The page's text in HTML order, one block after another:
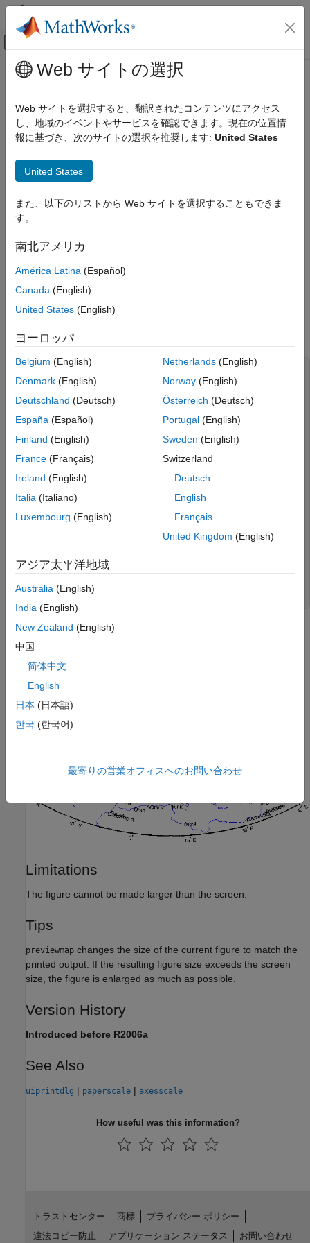
コンテンツへスキップ
オフキャンバス ナビゲーション メ
ドキュメンテーションのホーム
レーダー
Mapping Toolbox
axesm-Based Maps
previewmap
Description
Examples
Limitations
Tips
See Also
メインコンテンツ
previewmap
View figure at printed size
The appearance of a map onscreen can differ from the final
shape of the figure window and the area the figure occupies on
the printed page. A map that appears readable on screen might
relative position of multiple axes can appear different when
printed. This function resizes the figure to the printed size.
Examples
Europe?
worldmap europe
land=shaperead('landareas.shp','UseGeoCoords',true);
geoshow([land.Lat],[land.Lon])
m=gcm;
lonlim = m.maplonlimit;
BoundingBox = [lonlim(1) latlim(1);lonlim(2) latlim(2)];
cities=shaperead('worldcities.shp', ...
   'BoundingBox',BoundingBox,'UseGeoCoords',true);
   h=textm(cities(index).Lat, cities(index).Lon, ...
           cities(index).Name);
   trimcart(h)
orient landscape
tightmap
axis off
previewmap
Limitations
The figure cannot be made larger than the screen.
Tips
previewmap changes the size of the current figure to match the
printed output. If the resulting figure size exceeds the screen
size, the figure is enlarged as much as possible.
Version History
Introduced before R2006a
See Also
uiprintdlg | paperscale | axesscale
How useful was this information?
Web サイトの選択
Web サイトを選択すると、翻訳されたコンテンツにアクセス
し、地域のイベントやサービスを確認できます。現在の位置情
報に基づき、次のサイトの選択を推奨します: United States
United States
また、以下のリストから Web サイトを選択することもできま
す。
南北アメリカ
América Latina (Español)
Canada (English)
United States (English)
ヨーロッパ
Belgium (English)
Denmark (English)
Deutschland (Deutsch)
España (Español)
Finland (English)
France (Français)
Ireland (English)
Italia (Italiano)
Luxembourg (English)
Netherlands(English)
Norway(English)
Österreich (Deutsch)
Portugal(English)
Sweden (English)
Switzerland
Deutsch
English
Français
United Kingdom (English)
アジア太平洋地域
Australia (English)
India (English)
New Zealand (English)
中国
简体中文
English
日本 (日本語)
한국 (한국어)
最寄りの営業オフィスへのお問い合わせ
トラストセンター 商標
プライバシー ポリシー
違法コピー防止
アプリケーション ステータス お問い合わせ